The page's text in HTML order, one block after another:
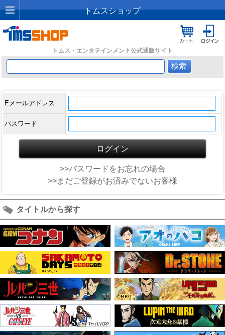
トムスショップ
トムス・エンタテインメント公式通販サイト
Eメールアドレス
パスワード
>>パスワードをお忘れの場合
>>まだご登録がお済みでないお客様
タイトルから探す